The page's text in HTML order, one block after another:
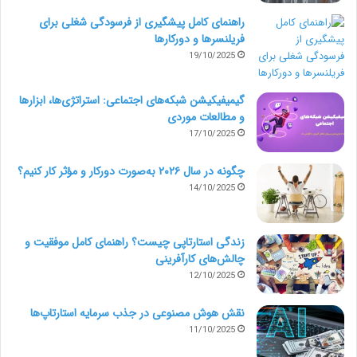
کنید؛ کلماتی مثل: رستوران، سالن یا لباس و… .
نام کاربری
نام‌های کاربری باید یا نام کامل کسب‌وکار شما و یا نوع
کوتاه‌شدۀ آن باشد که به‌راحتی قابل یادآوری و
برچسب‌گذاری باشد.
سایت اینترنتی
شما می‌توانید در پروفایل خود یک لینک قرار دهید یا از
ابزاری مانند Tap.bio یا Linktree استفاده کنید که لینک بیو
شما را به یک صفحه فرود با لینک‌های قابل کلیک تبدیل
می‌کند. وقتی شخصی روی لینک شما کلیک کند، به
راهنمای کامل پیشگیری از فرسودگی شغلی برای
فریلنسرها و دورکارها
19/10/2025
گیمیفیکیشن شبکه‌های اجتماعی: استراتژی‌ها، ابزارها
و مطالعات موردی
17/10/2025
چگونه در سال ۲۰۲۶ به‌صورت دورکار و مؤثر کار کنیم؟
14/10/2025
زندگی استارتاپی چیست؟ راهنمای کامل موفقیت و
چالش‌های کارآفرینی
12/10/2025
نقش هوش مصنوعی در جذب سرمایه استارتاپ‌ها
11/10/2025